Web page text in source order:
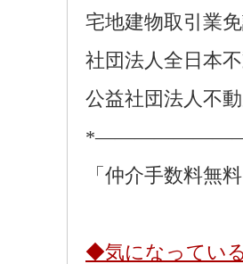
宅地建物取引業
社団法人全日本
公益社団法人不
「仲介手数料無
◆気になってい